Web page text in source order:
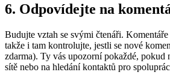
6. Odpovídejte na
Budujte vztah se svými čtenáři.
takže i tam kontrolujte, jestli se nové
zdarma). Ty vás upozorní pokaždé,
sítě nebo na hledání kontaktů pro